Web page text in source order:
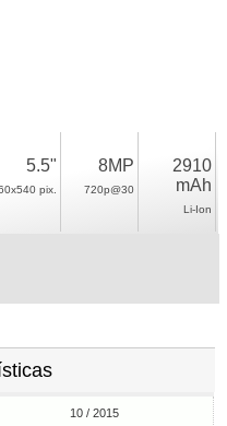
5.5"
pix.
8MP
720p@30
2910
mAh
Li-Ion
10 / 2015